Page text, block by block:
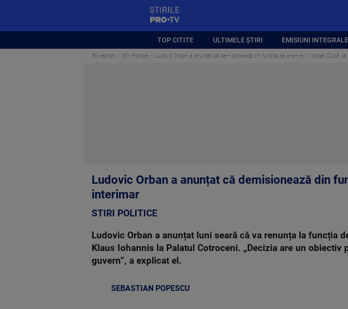
TOP CITITE ULTIMELE ȘTIRI EMISIUNI INTEGRALE
Stirileprotv Stiri Politice Ludovic Orban a anunțat că demisionează din funcția de premier. Nicolae Ciucă
Ludovic Orban a anunțat că demisionează din
interimar
STIRI POLITICE
Ludovic Orban a anunțat luni seară că va renunța la funcția
Klaus Iohannis la Palatul Cotroceni. „Decizia are un
guvern”, a explicat el.
SEBASTIAN POPESCU